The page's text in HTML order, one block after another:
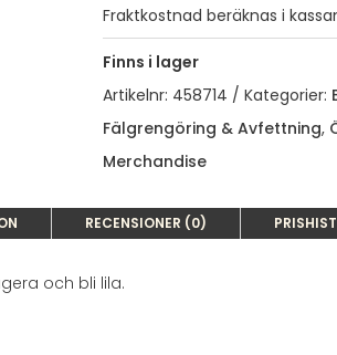
Fraktkostnad beräknas i
Finns i lager
Artikelnr: 458714 Kategorier:
Fälgrengöring & Avfettning,
Merchandise
RECENSIONER (0)
och bli lila.